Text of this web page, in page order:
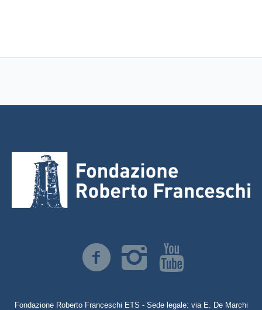
Fondazione Roberto Franceschi ETS - Sede legale: via E. De Marchi